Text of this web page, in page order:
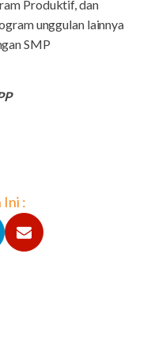
Produktif, dan
unggulan lainnya
SMP
Ini :